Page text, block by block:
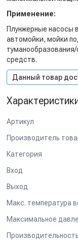
Применение:
Плунжерные насосы
автомойки, мойки
средств.
Данный товар
Артикул
Производитель
Категория
Вход
Выход
Макс. температура
Максимальное